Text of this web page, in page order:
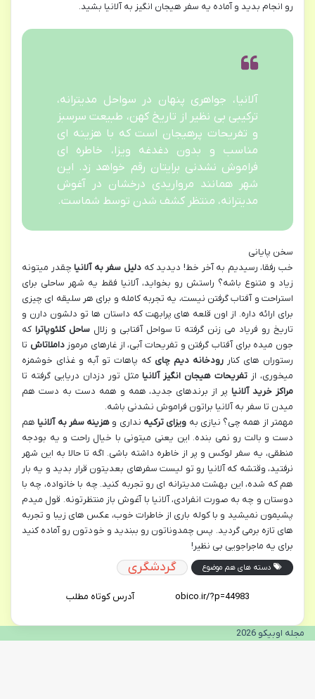
رو انجام بدید و آماده یه سفر هیجان انگیز به آلانیا بشید.
آلانیا، جواهری پنهان در سواحل مدیترانه،
ترکیبی بی نظیر از تاریخ کهن، طبیعت سرسبز
و تفریحات پرهیجان است که با هزینه ای
مناسب و بدون دغدغه ویزا، خاطره ای
فراموش نشدنی برایتان رقم خواهد زد. این
شهر همانند مرواریدی درخشان در آغوش
مدیترانه، منتظر کشف شدن توسط شماست.
سخن پایانی
خب رفقا، رسیدیم به آخر خط! دیدید که دلیل سفر به آلانیا چقدر میتونه
زیاد و متنوع باشه؟ راستش رو بخواید، آلانیا فقط یه شهر ساحلی برای
استراحت و آفتاب گرفتن نیست، یه تجربه کامله و برای هر سلیقه ای چیزی
برای ارائه داره. از اون قلعه های پرابهت که داستان ها تو دلشون دارن و
تاریخ رو فریاد می زنن گرفته تا سواحل آفتابی و زلالساحل کلئوپاترا که
جون میده برای آفتاب گرفتن و تفریحات آبی، از غارهای مرموزداملاتاش تا
رستوران های کنار رودخانه دیم چای که پاهات تو آبه و غذای خوشمزه
میخوری، از تفریحات هیجان انگیز آلانیا مثل تور دزدان دریایی گرفته تا
مراکز خرید آلانیا پر از برندهای جدید، همه و همه دست به دست هم
میدن تا سفر به آلانیا براتون فراموش نشدنی باشه.
مهمتر از همه چی؟ نیازی به ویزای ترکیه نداری و هزینه سفر به آلانیا هم
دست و بالت رو نمی بنده. این یعنی میتونی با خیال راحت و یه بودجه
منطقی، یه سفر لوکس و پر از خاطره داشته باشی. اگه تا حالا به این شهر
نرفتید، وقتشه که آلانیا رو تو لیست سفرهای بعدیتون قرار بدید و یه بار
هم که شده، این بهشت مدیترانه ای رو تجربه کنید. چه با خانواده، چه با
دوستان و چه به صورت انفرادی، آلانیا با آغوش باز منتظرتونه. قول میدم
پشیمون نمیشید و با کوله باری از خاطرات خوب، عکس های زیبا و تجربه
های تازه برمی گردید. پس چمدوناتون رو ببندید و خودتون رو آماده کنید
برای یه ماجراجویی بی نظیر!
دسته های هم موضوع گردشگری
آدرس کوتاه مطلب
مجله اوبیکو 2026